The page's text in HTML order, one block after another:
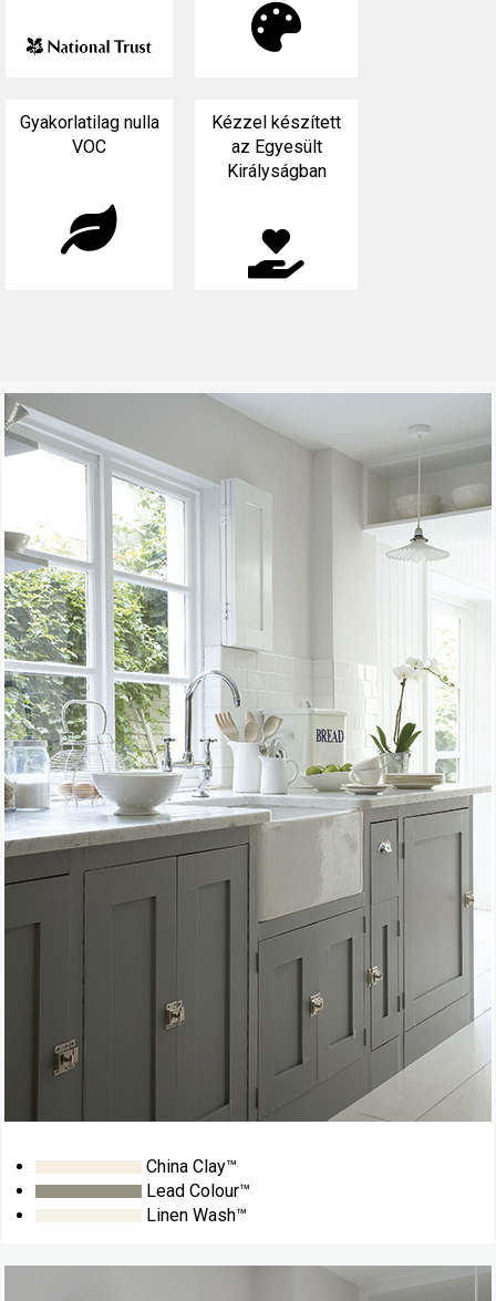

Kézzel készített
az Egyesült
Királyságban
Gyakorlatilag nulla
VOC
China Clay™
Lead Colour™
Linen Wash™